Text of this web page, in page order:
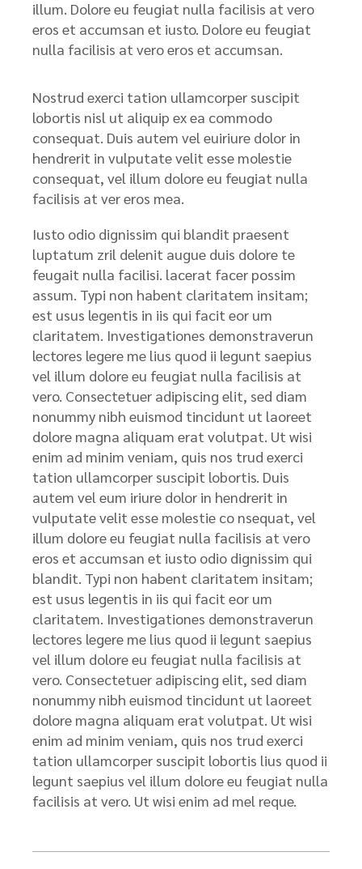
illum. Dolore eu feugiat nulla facilisis at vero
eros et accumsan et iusto. Dolore eu feugiat
nulla facilisis at vero eros et accumsan.
Nostrud exerci tation ullamcorper suscipit
lobortis nisl ut aliquip ex ea commodo
consequat. Duis autem vel euiriure dolor in
hendrerit in vulputate velit esse molestie
consequat, vel illum dolore eu feugiat nulla
facilisis at ver eros mea.
Iusto odio dignissim qui blandit praesent
luptatum zril delenit augue duis dolore te
feugait nulla facilisi. lacerat facer possim
assum. Typi non habent claritatem insitam;
est usus legentis in iis qui facit eor um
claritatem. Investigationes demonstraverun
lectores legere me lius quod ii legunt saepius
vel illum dolore eu feugiat nulla facilisis at
vero. Consectetuer adipiscing elit, sed diam
nonummy nibh euismod tincidunt ut laoreet
dolore magna aliquam erat volutpat. Ut wisi
enim ad minim veniam, quis nos trud exerci
tation ullamcorper suscipit lobortis. Duis
autem vel eum iriure dolor in hendrerit in
vulputate velit esse molestie co nsequat, vel
illum dolore eu feugiat nulla facilisis at vero
eros et accumsan et iusto odio dignissim qui
blandit. Typi non habent claritatem insitam;
est usus legentis in iis qui facit eor um
claritatem. Investigationes demonstraverun
lectores legere me lius quod ii legunt saepius
vel illum dolore eu feugiat nulla facilisis at
vero. Consectetuer adipiscing elit, sed diam
nonummy nibh euismod tincidunt ut laoreet
dolore magna aliquam erat volutpat. Ut wisi
enim ad minim veniam, quis nos trud exerci
tation ullamcorper suscipit lobortis lius quod ii
legunt saepius vel illum dolore eu feugiat nulla
facilisis at vero. Ut wisi enim ad mel reque.